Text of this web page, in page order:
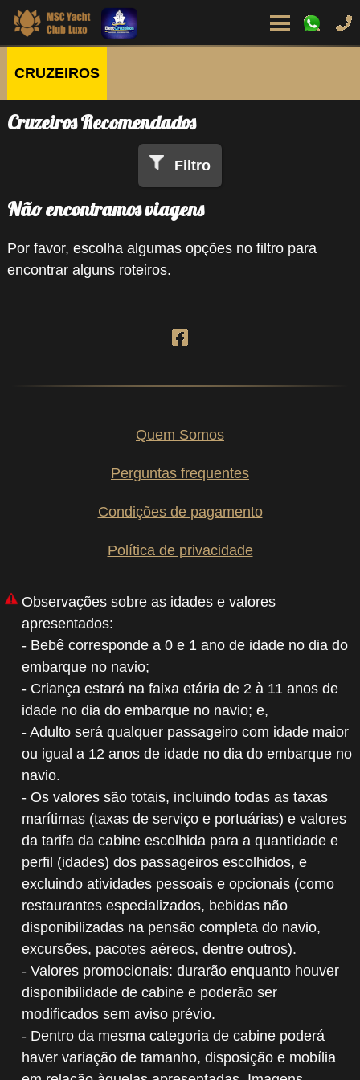
CRUZEIROS
Cruzeiros Recomendados
Filtro
Não encontramos viagens
Por favor, escolha algumas opções no filtro para
encontrar alguns roteiros.
Quem Somos
Perguntas frequentes
Condições de pagamento
Política de privacidade
Observações sobre as idades e valores
apresentados:
- Bebê corresponde a 0 e 1 ano de idade no dia do
embarque no navio;
- Criança estará na faixa etária de 2 à 11 anos de
idade no dia do embarque no navio; e,
- Adulto será qualquer passageiro com idade maior
ou igual a 12 anos de idade no dia do embarque no
navio.
- Os valores são totais, incluindo todas as taxas
marítimas (taxas de serviço e portuárias) e valores
da tarifa da cabine escolhida para a quantidade e
perfil (idades) dos passageiros escolhidos, e
excluindo atividades pessoais e opcionais (como
restaurantes especializados, bebidas não
disponibilizadas na pensão completa do navio,
excursões, pacotes aéreos, dentre outros).
- Valores promocionais: durarão enquanto houver
disponibilidade de cabine e poderão ser
modificados sem aviso prévio.
- Dentro da mesma categoria de cabine poderá
haver variação de tamanho, disposição e mobília